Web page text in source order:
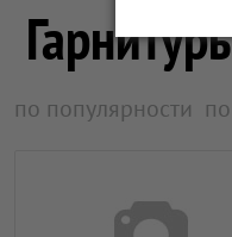
по популярности